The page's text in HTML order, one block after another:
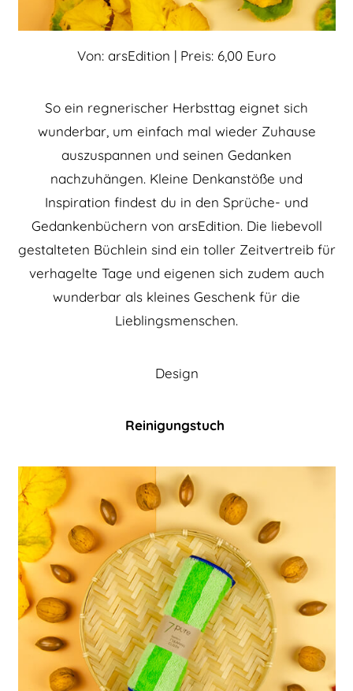
Von: arsEdition | Preis: 6,00 Euro
So ein regnerischer Herbsttag eignet sich
wunderbar, um einfach mal wieder Zuhause
auszuspannen und seinen Gedanken
nachzuhängen. Kleine Denkanstöße und
Inspiration findest du in den Sprüche- und
Gedankenbüchern von arsEdition. Die liebevoll
gestalteten Büchlein sind ein toller Zeitvertreib für
verhagelte Tage und eigenen sich zudem auch
wunderbar als kleines Geschenk für die
Lieblingsmenschen.
Design
Reinigungstuch